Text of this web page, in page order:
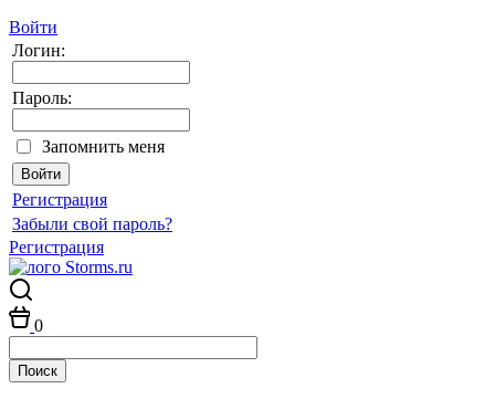
Войти
Логин:
Пароль:
Запомнить меня
Регистрация
Забыли свой пароль?
Регистрация
0